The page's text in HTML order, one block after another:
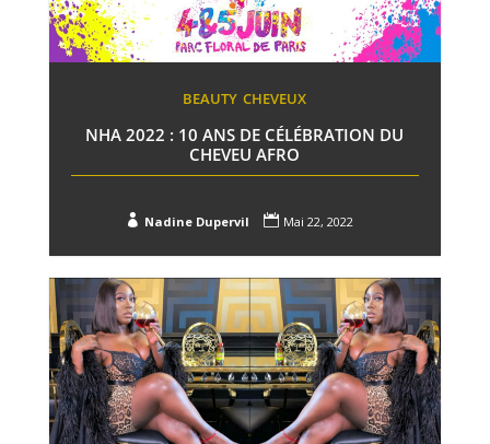
BEAUTY CHEVEUX
NHA 2022 : 10 ANS DE CÉLÉBRATION DU
CHEVEU AFRO
 Nadine Dupervil  Mai 22, 2022